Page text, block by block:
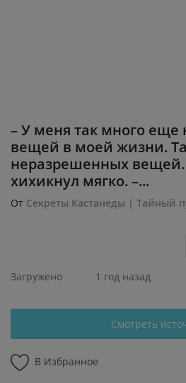
– У меня так много еще
вещей в моей жизни.
неразрешенных вещей.
хихикнул мягко. –...
От Секреты Кастанеды | Тайный
Загружено 1 год назад
Смотреть
В Избранное